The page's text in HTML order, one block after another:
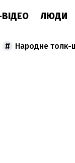
ЛЮДИ
Народне толк-